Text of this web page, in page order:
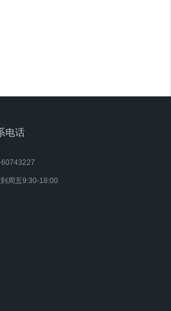
度下提供高质量人脸图像。
电话
周五9:30-18:00